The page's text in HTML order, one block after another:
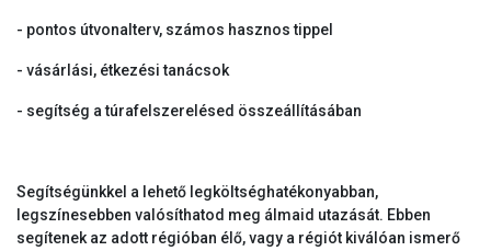
- pontos útvonalterv, számos hasznos tippel
- vásárlási, étkezési tanácsok
- segítség a túrafelszerelésed összeállításában
Segítségünkkel a lehető legköltséghatékonyabban,
legszínesebben valósíthatod meg álmaid utazását. Ebben
segítenek az adott régióban élő, vagy a régiót kiválóan ismerő